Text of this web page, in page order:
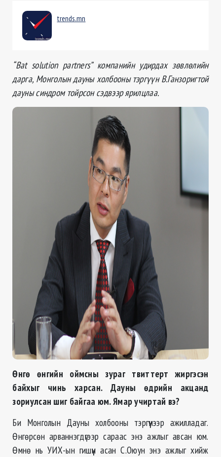
trends.mn
“Bat solution partners” компанийн удирдах зөвлөлийн
дарга, Монголын дауны холбооны тэргүүн В.Ганзоригтой
дауны синдром тойрсон сэдвээр ярилцлаа.
Өнгө өнгийн оймсны зураг твиттерт жиргэсэн
байхыг чинь харсан. Дауны өдрийн акцанд
зориулсан шиг байгаа юм. Ямар учиртай вэ?
Би Монголын Дауны холбооны тэргүүнээр ажилладаг.
Өнгөрсөн арваннэгдүгээр сараас энэ ажлыг авсан юм.
Өмнө нь УИХ-ын гишүүн асан С.Оюун энэ ажлыг хийж